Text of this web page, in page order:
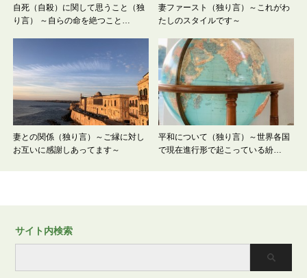
自死（自殺）に関して思うこと（独
り言） ～自らの命を絶つこと…
妻ファースト（独り言）～これがわ
たしのスタイルです～
妻との関係（独り言）～ご縁に対し
お互いに感謝しあってます～
平和について（独り言）～世界各国
で現在進行形で起こっている紛…
サイト内検索